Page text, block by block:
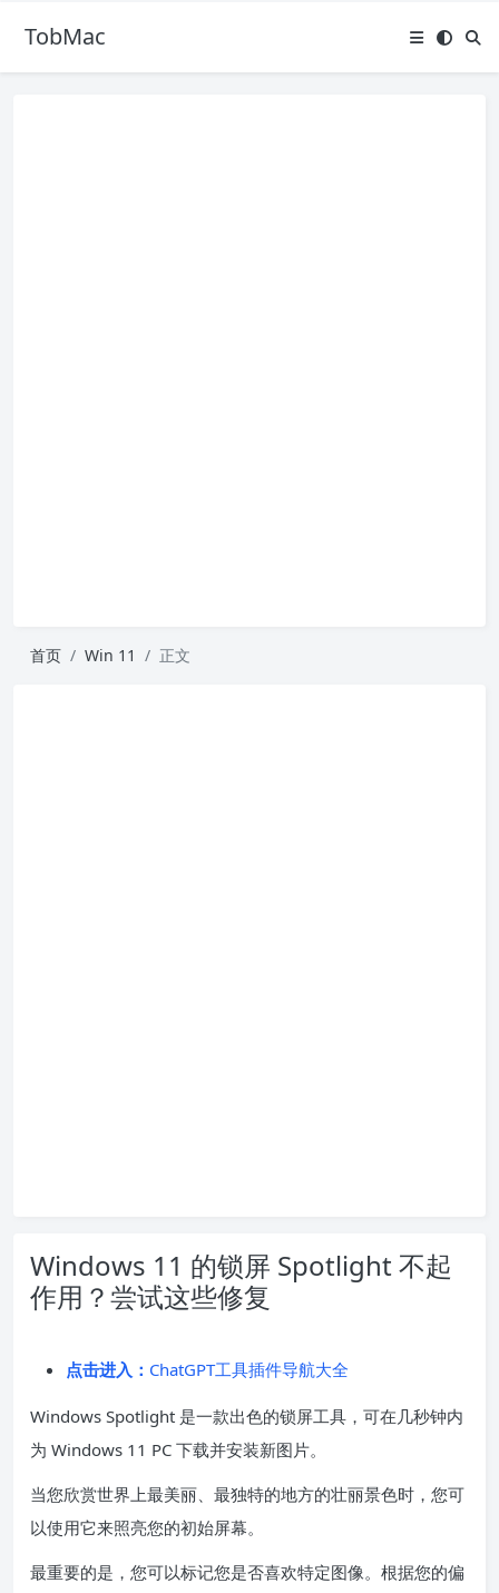
TobMac
首页 Win 11 正文
Windows 11 的锁屏 Spotlight 不起
作用？尝试这些修复
点击进入： ChatGPT工具插件导航大全
Windows Spotlight 是一款出色的锁屏工具，可在几秒钟内
为 Windows 11 PC 下载并安装新图片。
当您欣赏世界上最美丽、最独特的地方的壮丽景色时，您可
以使用它来照亮您的初始屏幕。
最重要的是，您可以标记您是否喜欢特定图像。根据您的偏